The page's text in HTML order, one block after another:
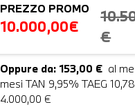
PREZZO PROMO
10.000,00€
€
Oppure da: 153,00 € al
mesi TAN 9,95% TAEG
4.000,00 €